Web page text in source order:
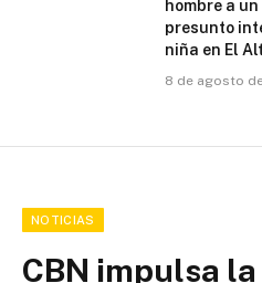
hombre a
presunto
niña en El
8 de agosto
NOTICIAS
CBN impulsa